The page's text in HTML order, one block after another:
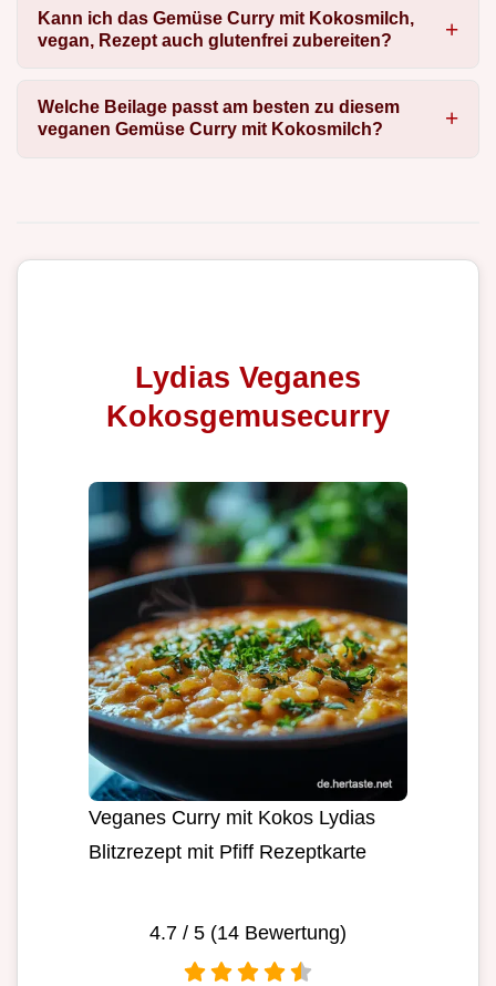
Kann ich das Gemüse Curry mit Kokosmilch,
vegan, Rezept auch glutenfrei zubereiten?
Welche Beilage passt am besten zu diesem
veganen Gemüse Curry mit Kokosmilch?
Lydias Veganes
Kokosgemusecurry
Veganes Curry mit Kokos Lydias
Blitzrezept mit Pfiff Rezeptkarte
4.7 / 5 (14 Bewertung)